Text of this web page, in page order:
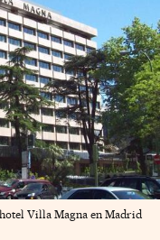
Villa Magna en Madrid